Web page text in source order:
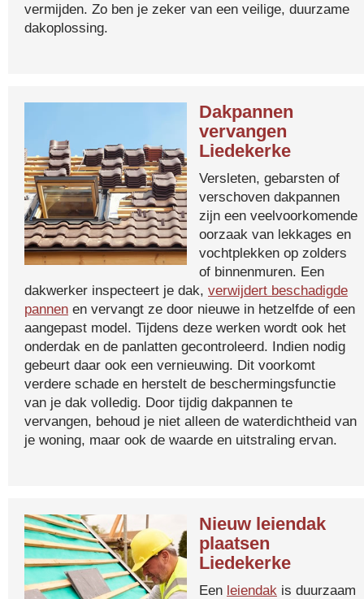
vermijden. Zo ben je zeker van een veilige, duurzame
dakoplossing.
Dakpannen
vervangen
Liedekerke
Versleten, gebarsten of
verschoven dakpannen
zijn een veelvoorkomende
oorzaak van lekkages en
vochtplekken op zolders
of binnenmuren. Een
dakwerker inspecteert je dak, verwijdert beschadigde
pannen en vervangt ze door nieuwe in hetzelfde of een
aangepast model. Tijdens deze werken wordt ook het
onderdak en de panlatten gecontroleerd. Indien nodig
gebeurt daar ook een vernieuwing. Dit voorkomt
verdere schade en herstelt de beschermingsfunctie
van je dak volledig. Door tijdig dakpannen te
vervangen, behoud je niet alleen de waterdichtheid van
je woning, maar ook de waarde en uitstraling ervan.
Nieuw leiendak
plaatsen
Liedekerke
Een leiendak is duurzaam